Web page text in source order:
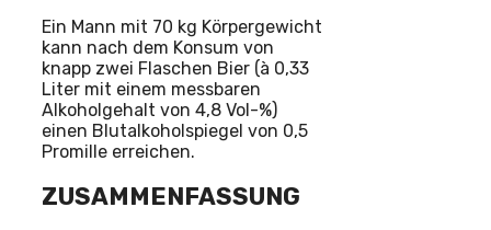
Ein Mann mit 70 kg Körpergewicht
kann nach dem Konsum von
knapp zwei Flaschen Bier (à 0,33
Liter mit einem messbaren
Alkoholgehalt von 4,8 Vol-%)
einen Blutalkoholspiegel von 0,5
Promille erreichen.
ZUSAMMENFASSUNG